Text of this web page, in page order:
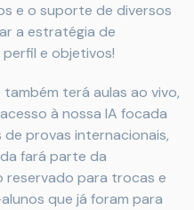
e o suporte de diversos
a estratégia de
e objetivos!
terá aulas ao vivo,
à nossa IA focada
provas internacionais,
fará parte da
reservado para trocas e
que já foram para